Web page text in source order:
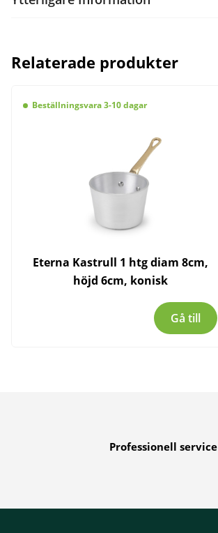
Relaterade produkter
Beställningsvara 3-10 dagar
Eterna Kastrull 1 htg diam 8cm,
höjd 6cm, konisk
Gå till
Professionell service